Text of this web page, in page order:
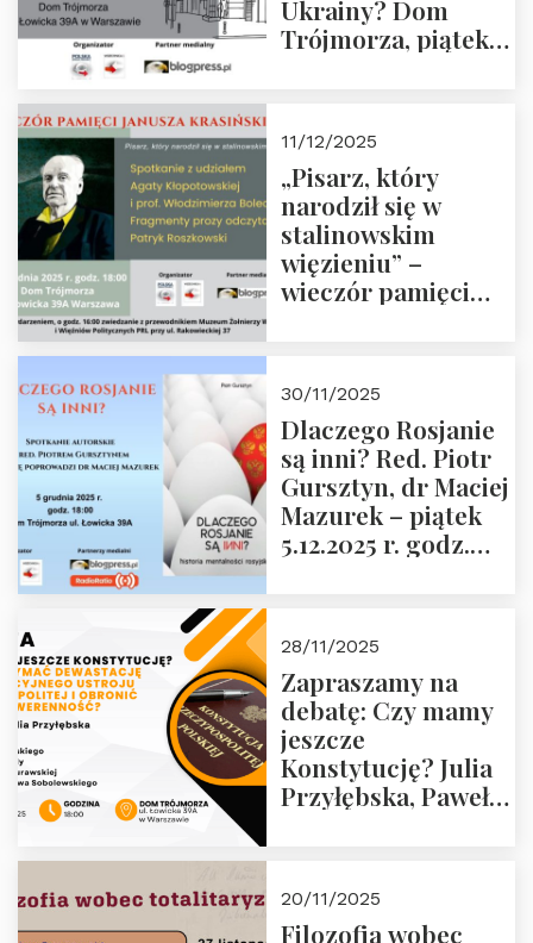
Ukrainy? Dom
Trójmorza, piątek
11/12/2025
„Pisarz, który
narodził się w
stalinowskim
więzieniu” –
wieczór pamięci
zwiedzanie
Muzeum Żołnierzy
Wyklętych i
Więźniów
Politycznych PRL o
godz. 16:00 – 19
30/11/2025
Dlaczego Rosjanie
są inni? Red. Piotr
Gursztyn, dr Maciej
Mazurek – piątek
5.12.2025 r. godz.
28/11/2025
Zapraszamy na
debatę: Czy mamy
jeszcze
Konstytucję? Julia
Przyłębska, Paweł
Przemysław
20/11/2025
Filozofia wobec